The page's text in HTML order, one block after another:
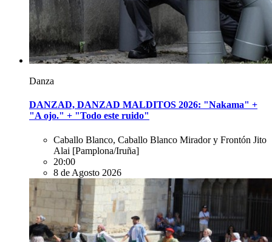
Danza
DANZAD, DANZAD MALDITOS 2026: "Nakama" +
"A ojo." + "Todo este ruido"
Caballo Blanco, Caballo Blanco Mirador y Frontón Jito
Alai [Pamplona/Iruña]
20:00
8 de Agosto 2026